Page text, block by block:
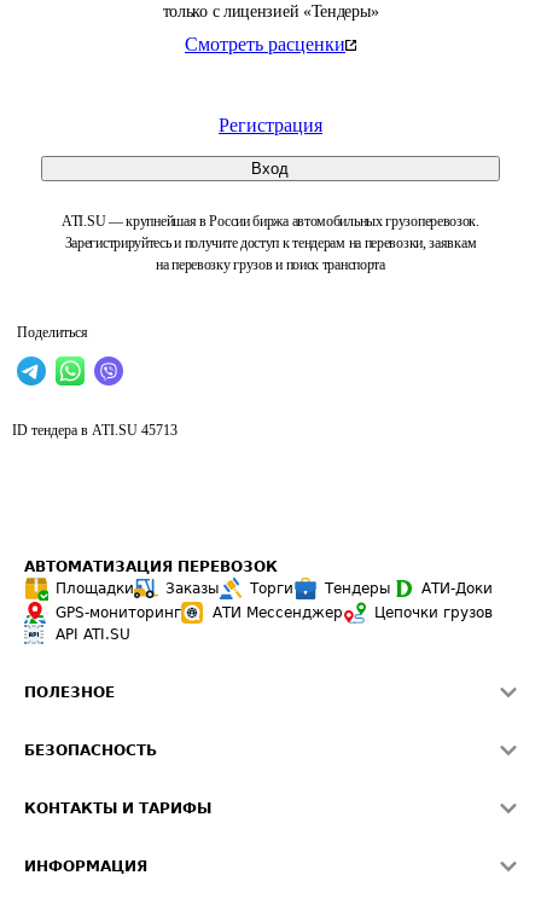
только с лицензией «Тендеры»
Смотреть расценки
Регистрация
Вход
ATI.SU — крупнейшая в России биржа автомобильных грузоперевозок.
Зарегистрируйтесь и получите доступ к тендерам на перевозки, заявкам
на перевозку грузов и поиск транспорта
Поделиться
ID тендера в ATI.SU 45713
АВТОМАТИЗАЦИЯ ПЕРЕВОЗОК
Площадки
Заказы Торги Тендеры
АТИ-Доки
GPS-мониторинг
АТИ Мессенджер
Цепочки грузов
API ATI.SU
ПОЛЕЗНОЕ
Звезды ATI.SU на вашем сайте
Средние ставки
БЕЗОПАСНОСТЬ
Светофор+
КОНТАКТЫ И ТАРИФЫ
ИНФОРМАЦИЯ